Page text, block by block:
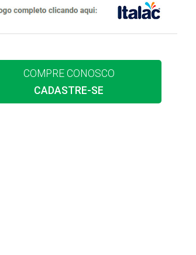
COMPRE CONOSCO
CADASTRE-SE